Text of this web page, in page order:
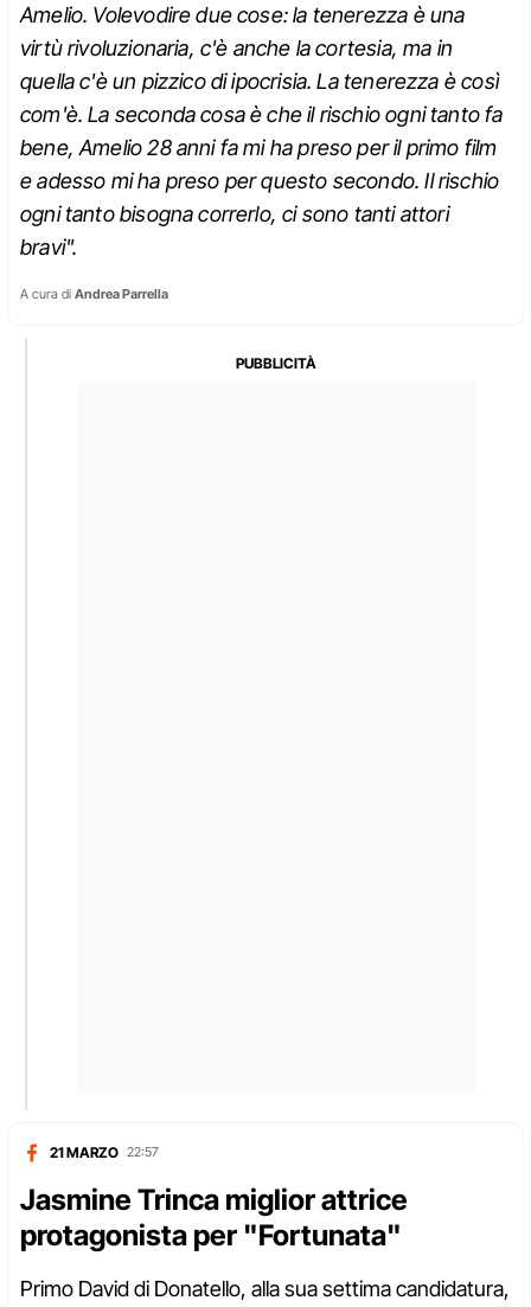
Amelio. Volevodire due cose: la tenerezza è una
virtù rivoluzionaria, c'è anche la cortesia, ma in
quella c'è un pizzico di ipocrisia. La tenerezza è così
com'è. La seconda cosa è che il rischio ogni tanto fa
bene, Amelio 28 anni fa mi ha preso per il primo film
e adesso mi ha preso per questo secondo. Il rischio
ogni tanto bisogna correrlo, ci sono tanti attori
bravi".
A cura di Andrea Parrella
21 MARZO 22:57
Jasmine Trinca miglior attrice
protagonista per "Fortunata"
Primo David di Donatello, alla sua settima candidatura,